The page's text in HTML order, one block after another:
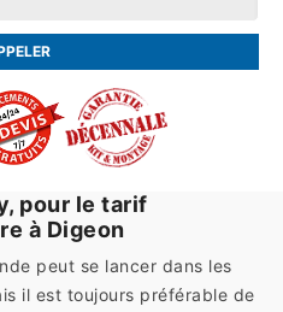
pour le tarif
à Digeon
peut se lancer dans les
il est toujours préférable de